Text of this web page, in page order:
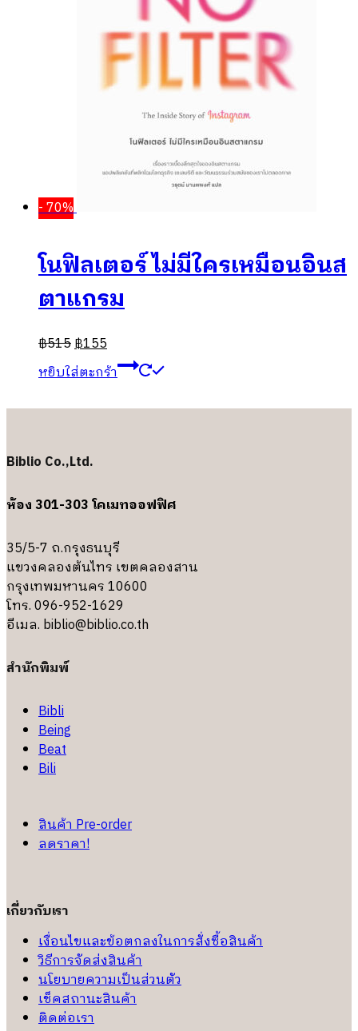
- 70%
โนฟิลเตอร์ ไม่มีใครเหมือนอินส
ตาแกรม
฿515฿155
หยิบใส่ตะกร้า
Biblio Co.,Ltd.
ห้อง 301-303 โคเมทออฟฟิศ
35/5-7 ถ.กรุงธนบุรี
แขวงคลองต้นไทร เขตคลองสาน
กรุงเทพมหานคร 10600
โทร. 096-952-1629
อีเมล. biblio@biblio.co.th
สำนักพิมพ์
Bibli
Being
Beat
Bili
สินค้า Pre-order
ลดราคา!
เกี่ยวกับเรา
เงื่อนไขและข้อตกลงในการสั่งซื้อสินค้า
วิธีการจัดส่งสินค้า
นโยบายความเป็นส่วนตัว
เช็คสถานะสินค้า
ติดต่อเรา